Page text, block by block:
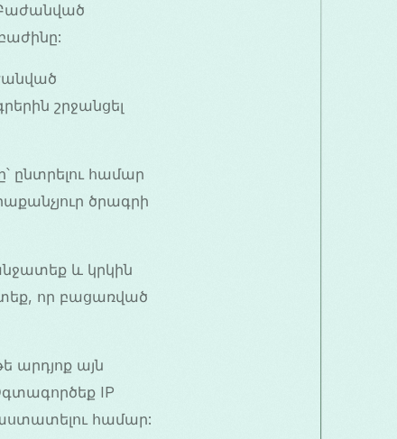
շրջանցել
ընտրելու համար
ծրագրի
և կրկին
որ բացառված
արդյոք այն
IP
համար: